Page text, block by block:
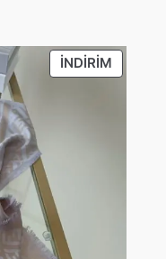
₺490,00.
İNDIRIM
ÜRÜN